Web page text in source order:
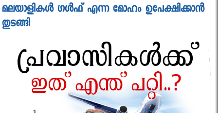
മലയാളികൾ ഗൾഫ് എന്ന മോഹം ഉപേക്ഷിക്കാൻ
തുടങ്ങി